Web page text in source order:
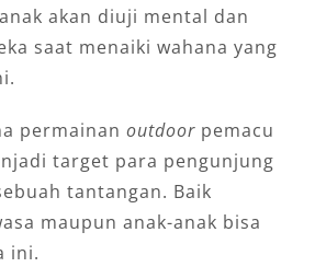
akan diuji mental dan
saat menaiki wahana yang
permainan outdoorpemacu
target para pengunjung
tantangan. Baik
maupun anak-anak bisa
ini.